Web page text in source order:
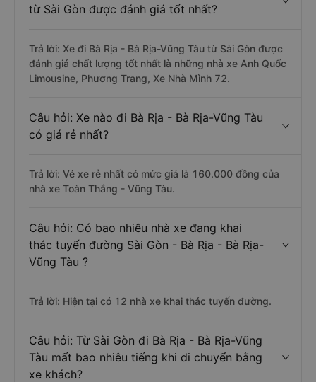
từ Sài Gòn được đánh giá tốt nhất?
Trả lời: Xe đi Bà Rịa - Bà Rịa-Vũng Tàu từ Sài Gòn được
đánh giá chất lượng tốt nhất là những nhà xe Anh Quốc
Limousine, Phương Trang, Xe Nhà Mình 72.
Câu hỏi: Xe nào đi Bà Rịa - Bà Rịa-Vũng Tàu
có giá rẻ nhất?
Trả lời: Vé xe rẻ nhất có mức giá là 160.000 đồng của
nhà xe Toàn Thắng - Vũng Tàu.
Câu hỏi: Có bao nhiêu nhà xe đang khai
thác tuyến đường Sài Gòn - Bà Rịa - Bà Rịa-
Vũng Tàu ?
Trả lời: Hiện tại có 12 nhà xe khai thác tuyến đường.
Câu hỏi: Từ Sài Gòn đi Bà Rịa - Bà Rịa-Vũng
Tàu mất bao nhiêu tiếng khi di chuyển bằng
xe khách?